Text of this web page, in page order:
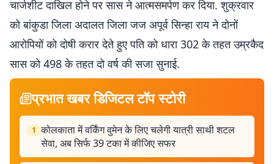
चार्जशीट दाखिल होने पर सास ने आत्मसमर्पण कर दिया. शुक्रवार
को बांकुडा जिला अदालत जिला जज अपूर्व सिन्हा राय ने दोनों
आरोपियों को दोषी करार देते हुए पति को धारा 302 के तहत उम्रकैद
सास को 498 के तहत दो वर्ष की सजा सुनाई.
प्रभात खबर डिजिटल टॉप स्टोरी
1 कोलकाता में वर्किंग वुमेन के लिए चलेगी यात्री साथी शटल
सेवा, अब सिर्फ 39 टका में कीजिए सफर